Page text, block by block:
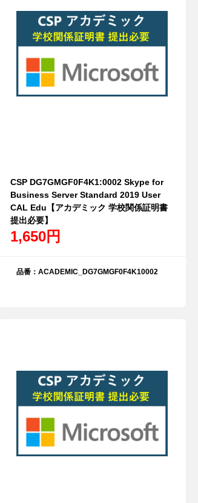
CSP DG7GMGF0F4K1:0002 Skype for
Business Server Standard 2019 User
CAL Edu【アカデミック 学校関係証明書
提出必要】
1,650円
品番：ACADEMIC_DG7GMGF0F4K10002